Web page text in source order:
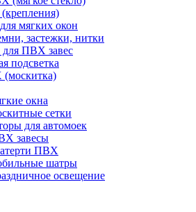
мягких окон
застежки, нитки
ПВХ завес
подсветка
окна
сетки
для автомоек
завесы
ПВХ
шатры
освещение